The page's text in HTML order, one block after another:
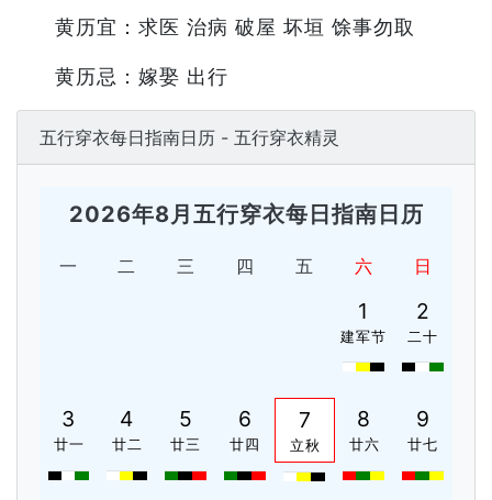
黄历宜：求医 治病 破屋 坏垣 馀事勿取
黄历忌：嫁娶 出行
五行穿衣每日指南日历 - 五行穿衣精灵
2026年8月五行穿衣每日指南日历
一 二 三 四 五 六 日
1
建军节
2
二十
3
廿一
4
廿二
5
廿三
6
廿四
7
立秋
8
廿六
9
廿七